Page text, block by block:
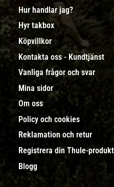
Hur handlar jag?
Hyr takbox
Köpvillkor
Kontakta oss - Kundtjänst
Vanliga frågor och svar
Mina sidor
Om oss
Policy och cookies
Reklamation och retur
Registrera din Thule-produkt
Blogg